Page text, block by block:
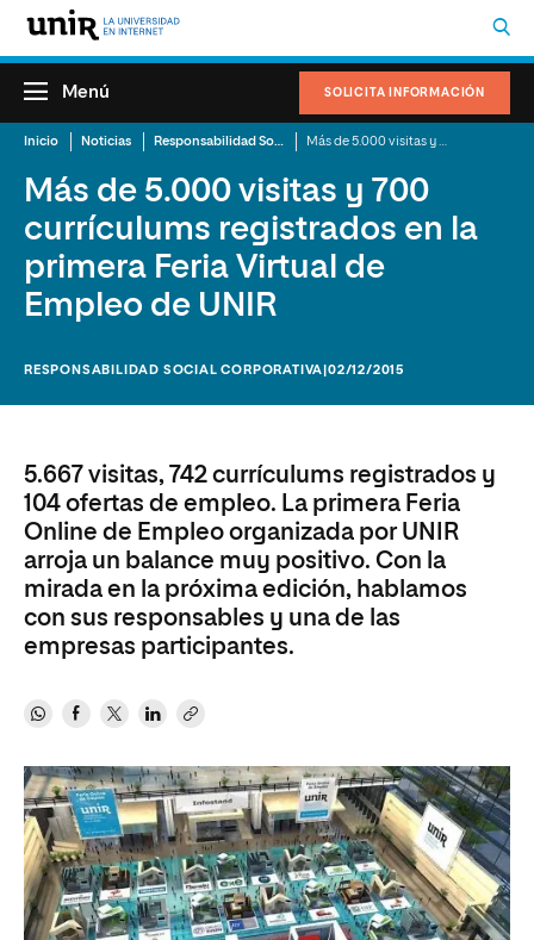
SOLICITA INFORMACIÓN
Menú
Inicio Noticias Responsabilidad Social Corporativa
Más de 5.000 visitas y 700
currículums registrados en la
primera Feria Virtual de
Empleo de UNIR
RESPONSABILIDAD SOCIAL CORPORATIVA |02/12/2015
5.667 visitas, 742 currículums registrados y
104 ofertas de empleo. La primera Feria
Online de Empleo organizada por UNIR
arroja un balance muy positivo. Con la
mirada en la próxima edición, hablamos
con sus responsables y una de las
empresas participantes.